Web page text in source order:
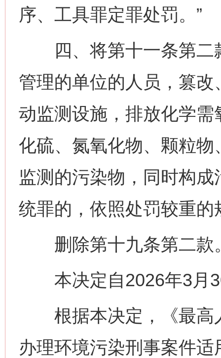
序、工具罪定罪处罚。”
四、将第十一条第二
管理的单位的人员，篡
动监测设施，排放化学
化硫、氮氧化物、颗粒
监测的污染物，同时构
统罪的，依照处罚较重的
删除第十九条第二款
本决定自2026年3月
根据本决定，《最高
办理环境污染刑事案件